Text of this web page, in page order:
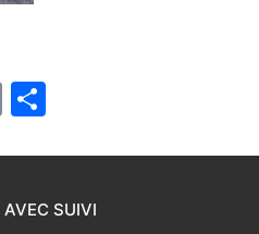
Email
SUIVI